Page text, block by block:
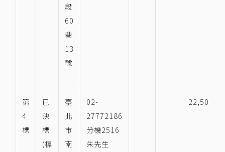
段
60
巷
13
號
第
4
標
已
決
標
(標
臺
北
市
南
02-
27772186
分機2516
朱先生
22,506